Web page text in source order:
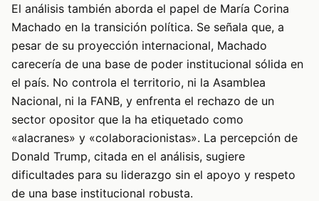
El análisis también aborda el papel de María Corina
Machado en la transición política. Se señala que, a
pesar de su proyección internacional, Machado
carecería de una base de poder institucional sólida en
el país. No controla el territorio, ni la Asamblea
Nacional, ni la FANB, y enfrenta el rechazo de un
sector opositor que la ha etiquetado como
«alacranes» y «colaboracionistas». La percepción de
Donald Trump, citada en el análisis, sugiere
dificultades para su liderazgo sin el apoyo y respeto
de una base institucional robusta.